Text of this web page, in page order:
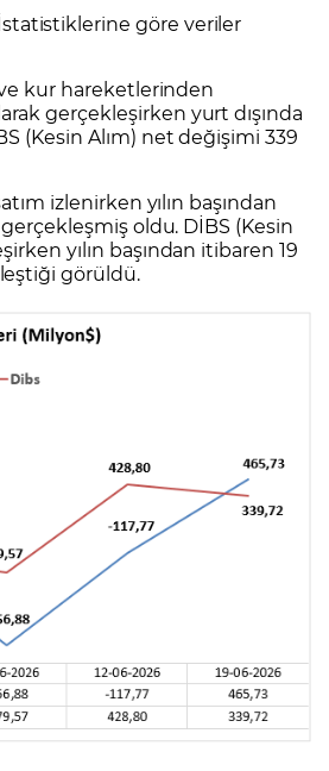
GCM MT5 Eğitim Videoları
İstatistiklerine göre veriler
ve kur hareketlerinden
gerçekleşirken yurt dışında
(Kesin Alım) net değişimi 339
izlenirken yılın başından
oldu. DİBS (Kesin
yılın başından itibaren 19
görüldü.